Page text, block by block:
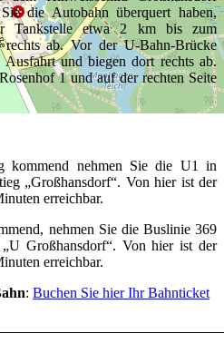
die Autobahn überquert haben,
Tankstelle etwa 2 km bis zum
ab. Vor der U-Bahn-Brücke
und biegen dort rechts ab.
1 und auf der rechten Seite
kommend nehmen Sie die U1 in
„Großhansdorf“. Von hier ist der
erreichbar.
nehmen Sie die Buslinie 369
Großhansdorf“. Von hier ist der
erreichbar.
: Buchen Sie hier Ihr Bahnticket